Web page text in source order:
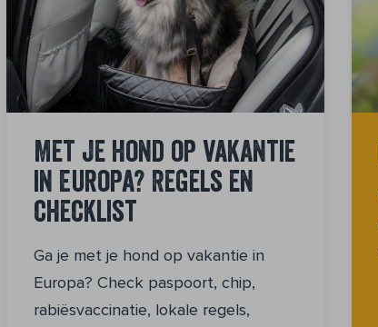
Met je hond op vakantie
in Europa? Regels en
checklist
Ga je met je hond op vakantie in
Europa? Check paspoort, chip,
rabiësvaccinatie, lokale regels,